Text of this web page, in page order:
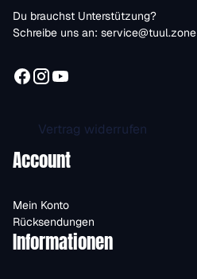
Du brauchst Unterstützung?
Schreibe uns an: service@tuul.zone
Vertrag widerrufen
Account
Mein Konto
Rücksendungen
Informationen